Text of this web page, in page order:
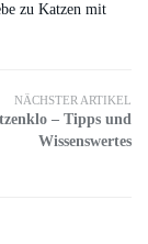
zu Katzen mit
NÄCHSTER ARTIKEL
– Tipps und
Wissenswertes